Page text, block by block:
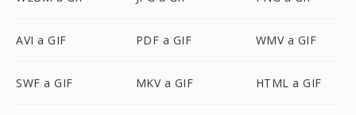
AVI a GIF PDF a GIF WMV a GIF
SWF a GIF MKV a GIF HTML a GIF